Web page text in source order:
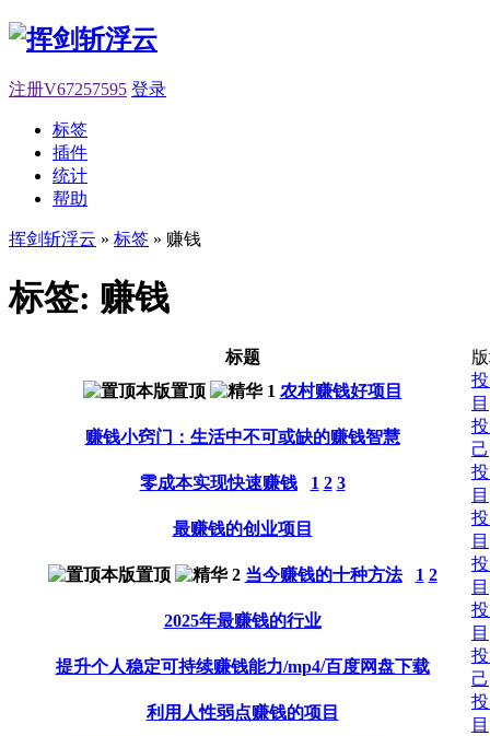
注册V67257595 登录
标签
插件
统计
帮助
挥剑斩浮云 » 标签 » 赚钱
标签: 赚钱
标题
农村赚钱好项目
目
赚钱小窍门：生活中不可或缺的赚钱智慧
己
零成本实现快速赚钱
1 2 3
目
最赚钱的创业项目
目
当今赚钱的十种方法
1 2
目
2025年最赚钱的行业
目
提升个人稳定可持续赚钱能力/mp4/百度网盘下载
己
利用人性弱点赚钱的项目
目